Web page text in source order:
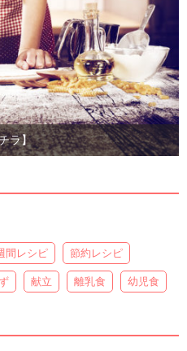
ラ】
間レシピ 節約レシピ
献立 離乳食 幼児食